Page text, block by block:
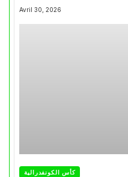
تتويجاته آخر السنوات
Avril 30, 2026
كأس الكونفدرالية